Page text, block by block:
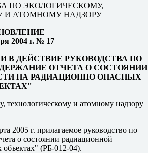
ПО ЭКОЛОГИЧЕСКОМУ,
И АТОМНОМУ НАДЗОРУ
2004 г. № 17
В ДЕЙСТВИЕ РУКОВОДСТВА ПО
ОТЧЕТА О СОСТОЯНИИ
НА РАДИАЦИОННО ОПАСНЫХ
технологическому и атомному надзору
2005 г. прилагаемое руководство по
о состоянии радиационной
объектах" (РБ-012-04).